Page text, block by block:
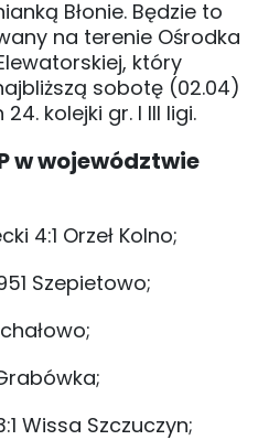
Błonie. Będzie to
na terenie Ośrodka
który
sobotę (02.04)
kolejki gr. I III ligi.
w województwie
4:1 Orzeł Kolno;
Szepietowo;
Wissa Szczuczyn;